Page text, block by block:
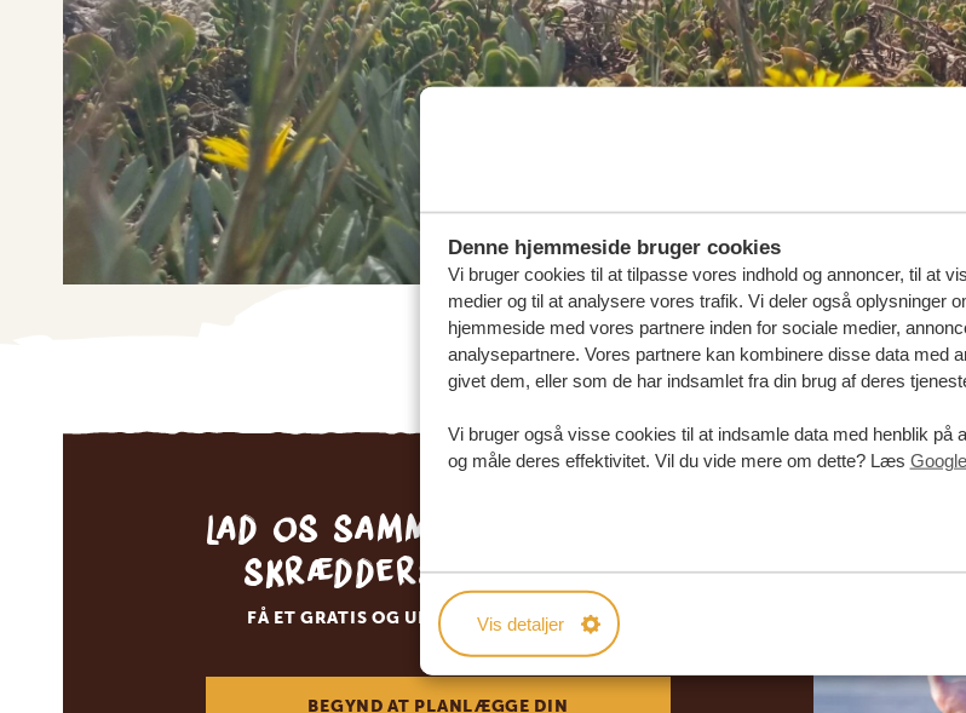
Denne hjemmeside bruger cookies
Vi bruger cookies til at tilpasse vores indhold og annoncer, til at
medier og til at analysere vores trafik. Vi deler også oplysninger
hjemmeside med vores partnere inden for sociale medier,
analysepartnere. Vores partnere kan kombinere disse data med
givet dem, eller som de har indsamlet fra din brug af deres
Vi bruger også visse cookies til at indsamle data med henblik på
og måle deres effektivitet. Vil du vide mere om dette? Læs
Vis detaljer
Lad os sammen skabe din
skræddersyede rejse
FÅ ET GRATIS OG UFORPLIGTENDE TILBUD
BEGYND AT PLANLÆGGE DIN